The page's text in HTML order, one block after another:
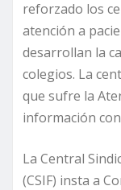
reforzado los
atención a
desarrollan la
colegios. La
que sufre la
información
La Central
(CSIF) insta a